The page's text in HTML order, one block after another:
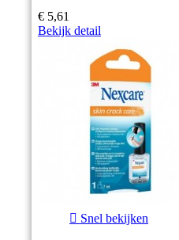
€ 5,61
Bekijk detail
 Snel bekijken